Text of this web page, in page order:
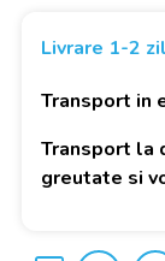
Livrare 1-2
Transport in
Transport la
greutate si